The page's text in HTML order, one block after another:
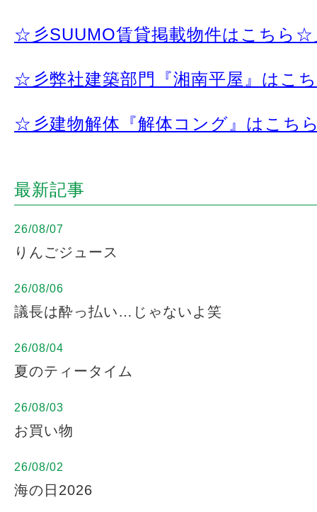
☆彡SUUMO賃貸掲載物件はこちら☆
☆彡弊社建築部門『湘南平屋』はこ
☆彡建物解体『解体コング』はこち
最新記事
26/08/07
りんごジュース
26/08/06
議長は酔っ払い…じゃないよ笑
26/08/04
夏のティータイム
26/08/03
お買い物
26/08/02
海の日2026